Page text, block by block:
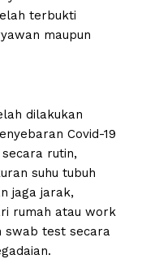
terbukti
maupun
dilakukan
Covid-19
rutin,
suhu tubuh
jaga jarak,
rumah atau work
swab test secara